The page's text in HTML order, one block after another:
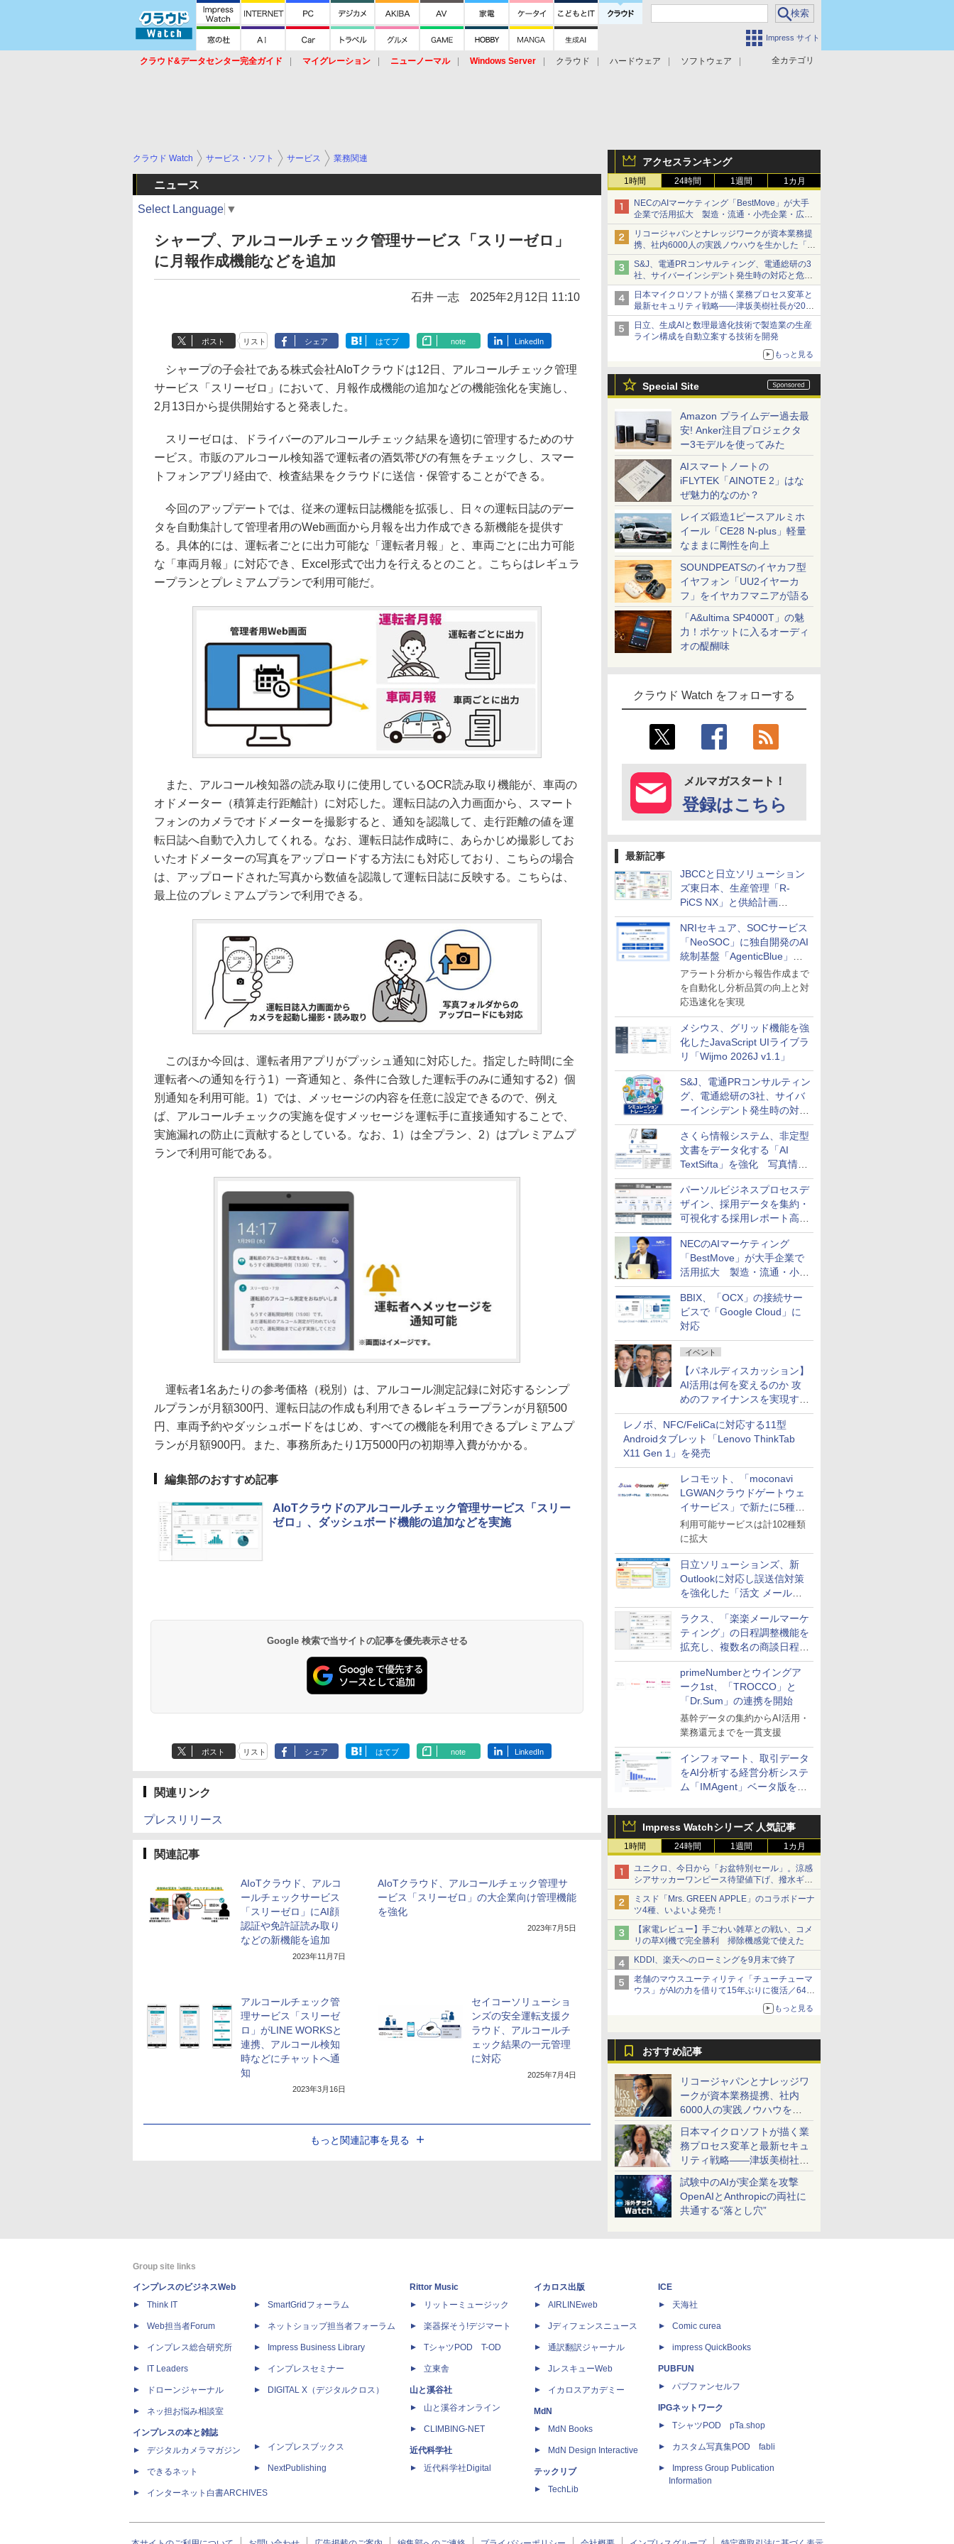
Impress サイト
全カテゴリ
クラウド&データセンター完全ガイド マイグレーション ニューノーマル Windows Server クラウド ハードウェア
ソフトウェア
アクセスランキング
1時間 24時間 1週間 1カ月
NECのAIマーケティング「BestMove」が大手
企業で活用拡大 製造・流通・小売企業・広告
代理店などが実装フェーズへ
リコージャパンとナレッジワークが資本業務提
携、社内6000人の実践ノウハウを生かした「AI
商談記録 for RICOH」を展開へ
S&J、電通PRコンサルティング、電通総研の3
社、サイバーインシデント発生時の対応と危機
管理広報を一体的に訓練するプログラムを提供
日本マイクロソフトが描く業務プロセス変革と
最新セキュリティ戦略――津坂美樹社長が2027
年度戦略を説明
日立、生成AIと数理最適化技術で製造業の生産
ライン構成を自動立案する技術を開発
もっと見る
Special Site
Amazon プライムデー過去最
安! Anker注目プロジェクタ
ー3モデルを使ってみた
AIスマートノートの
iFLYTEK「AINOTE 2」はな
ぜ魅力的なのか？
レイズ鍛造1ピースアルミホ
イール「CE28 N-plus」軽量
なままに剛性を向上
SOUNDPEATSのイヤカフ型
イヤフォン「UU2イヤーカ
フ」をイヤカフマニアが語る
「A&ultima SP4000T」の魅
力！ポケットに入るオーディ
オの醍醐味
クラウド Watch をフォローする
メルマガスタート！
登録はこちら
最新記事
JBCCと日立ソリューション
ズ東日本、生産管理「R-
PiCS NX」と供給計画
「scSQUARE ISP」の連携サ
ービスを提供開始
NRIセキュア、SOCサービス
「NeoSOC」に独自開発のAI
統制基盤「AgenticBlue」を
導入
アラート分析から報告作成まで
を自動化し分析品質の向上と対
応迅速化を実現
メシウス、グリッド機能を強
化したJavaScript UIライブラ
リ「Wijmo 2026J v1.1」
S&J、電通PRコンサルティン
グ、電通総研の3社、サイバ
ーインシデント発生時の対応
と危機管理広報を一体的に訓
練するプログラムを提供
さくら情報システム、非定型
文書をデータ化する「AI
TextSifta」を強化 写真情報
のデータ化などに対応
パーソルビジネスプロセスデ
ザイン、採用データを集約・
可視化する採用レポート高速
化サービスを提供
NECのAIマーケティング
「BestMove」が大手企業で
活用拡大 製造・流通・小売
企業・広告代理店などが実装
フェーズへ
BBIX、「OCX」の接続サー
ビスで「Google Cloud」に
対応
イベント
【パネルディスカッション】
AI活用は何を変えるのか 攻
めのファイナンスを実現する
業務設計とマインドセット変
革
レノボ、NFC/FeliCaに対応する11型
Androidタブレット「Lenovo ThinkTab
X11 Gen 1」を発売
レコモット、「moconavi
LGWANクラウドゲートウェ
イサービス」で新たに5種類
のサービスと連携開始
利用可能サービスは計102種類
に拡大
日立ソリューションズ、新
Outlookに対応し誤送信対策
を強化した「活文 メール誤
送信防止アドインサービス」
を提供
ラクス、「楽楽メールマーケ
ティング」の日程調整機能を
拡充し、複数名の商談日程調
整を効率化
primeNumberとウイングア
ーク1st、「TROCCO」と
「Dr.Sum」の連携を開始
基幹データの集約からAI活用・
業務還元までを一貫支援
インフォマート、取引データ
をAI分析する経営分析システ
ム「IMAgent」ベータ版を提
Impress Watchシリーズ 人気記事
1時間 24時間 1週間 1カ月
ユニクロ、今日から「お盆特別セール」。涼感
シアサッカーワンピース待望値下げ、撥水ギア
ショーツは1990円に
ミスド「Mrs. GREEN APPLE」のコラボドーナ
ツ4種、いよいよ発売！
【家電レビュー】手ごわい雑草との戦い、コメ
リの草刈機で完全勝利 掃除機感覚で使えた
KDDI、楽天へのローミングを9月末で終了
老舗のマウスユーティリティ「チューチューマ
ウス」がAIの力を借りて15年ぶりに復活／64bit
化、Windows 10/11、「Chrome」も走り回
る。復活記念で2026年末まで500円
もっと見る
おすすめ記事
リコージャパンとナレッジワ
ークが資本業務提携、社内
6000人の実践ノウハウを生
かした「AI商談記録 for
RICOH」を展開へ
日本マイクロソフトが描く業
務プロセス変革と最新セキュ
リティ戦略――津坂美樹社長
が2027年度戦略を説明
試験中のAIが実企業を攻撃
OpenAIとAnthropicの両社に
共通する“落とし穴”
クラウド Watch サービス・ソフト サービス 業務関連
ニュース
Select Language ▼
シャープ、アルコールチェック管理サービス「スリーゼロ」
に月報作成機能などを追加
石井 一志 2025年2月12日 11:10
ポスト リスト シェア はてブ note LinkedIn
シャープの子会社である株式会社AIoTクラウドは12日、アルコールチェック管理
サービス「スリーゼロ」において、月報作成機能の追加などの機能強化を実施し、
2月13日から提供開始すると発表した。
スリーゼロは、ドライバーのアルコールチェック結果を適切に管理するためのサ
ービス。市販のアルコール検知器で運転者の酒気帯びの有無をチェックし、スマー
トフォンアプリ経由で、検査結果をクラウドに送信・保管することができる。
今回のアップデートでは、従来の運転日誌機能を拡張し、日々の運転日誌のデー
タを自動集計して管理者用のWeb画面から月報を出力作成できる新機能を提供す
る。具体的には、運転者ごとに出力可能な「運転者月報」と、車両ごとに出力可能
な「車両月報」に対応でき、Excel形式で出力を行えるとのこと。こちらはレギュラ
ープランとプレミアムプランで利用可能だ。
また、アルコール検知器の読み取りに使用しているOCR読み取り機能が、車両の
オドメーター（積算走行距離計）に対応した。運転日誌の入力画面から、スマート
フォンのカメラでオドメーターを撮影すると、通知を認識して、走行距離の値を運
転日誌へ自動で入力してくれる。なお、運転日誌作成時に、あらかじめ撮影してお
いたオドメーターの写真をアップロードする方法にも対応しており、こちらの場合
は、アップロードされた写真から数値を認識して運転日誌に反映する。こちらは、
最上位のプレミアムプランで利用できる。
このほか今回は、運転者用アプリがプッシュ通知に対応した。指定した時間に全
運転者への通知を行う1）一斉通知と、条件に合致した運転手のみに通知する2）個
別通知を利用可能。1）では、メッセージの内容を任意に設定できるので、例え
ば、アルコールチェックの実施を促すメッセージを運転手に直接通知することで、
実施漏れの防止に貢献するとしている。なお、1）は全プラン、2）はプレミアムプ
ランで利用可能である。
運転者1名あたりの参考価格（税別）は、アルコール測定記録に対応するシンプ
ルプランが月額300円、運転日誌の作成も利用できるレギュラープランが月額500
円、車両予約やダッシュボードをはじめ、すべての機能を利用できるプレミアムプ
ランが月額900円。また、事務所あたり1万5000円の初期導入費がかかる。
編集部のおすすめ記事
AIoTクラウドのアルコールチェック管理サービス「スリー
ゼロ」、ダッシュボード機能の追加などを実施
Google 検索で当サイトの記事を優先表示させる
ポスト リスト シェア はてブ note LinkedIn
関連リンク
プレスリリース
関連記事
AIoTクラウド、アルコ
ールチェックサービス
「スリーゼロ」にAI顔
認証や免許証読み取り
などの新機能を追加
2023年11月7日
AIoTクラウド、アルコールチェック管理サ
ービス「スリーゼロ」の大企業向け管理機能
を強化
2023年7月5日
アルコールチェック管
理サービス「スリーゼ
ロ」がLINE WORKSと
連携、アルコール検知
時などにチャットへ通
知
2023年3月16日
セイコーソリューショ
ンズの安全運転支援ク
ラウド、アルコールチ
ェック結果の一元管理
に対応
2025年7月4日
もっと関連記事を見る
Group site links
インプレスのビジネスWeb
Think IT
Web担当者Forum
インプレス総合研究所
IT Leaders
ドローンジャーナル
ネッ担お悩み相談室
インプレスの本と雑誌
デジタルカメラマガジン
できるネット
インターネット白書ARCHIVES
SmartGridフォーラム
ネットショップ担当者フォーラム
Impress Business Library
インプレスセミナー
DIGITAL X（デジタルクロス）
インプレスブックス
NextPublishing
Rittor Music
リットーミュージック
楽器探そう!デジマート
TシャツPOD T-OD
立東舎
山と溪谷社
山と溪谷オンライン
CLIMBING-NET
近代科学社
近代科学社Digital
イカロス出版
AIRLINEweb
Jディフェンスニュース
通訳翻訳ジャーナル
JレスキューWeb
イカロスアカデミー
MdN
MdN Books
MdN Design Interactive
テックリブ
TechLib
ICE
天海社
Comic curea
impress QuickBooks
PUBFUN
パブファンセルフ
IPGネットワーク
TシャツPOD pTa.shop
カスタム写真集POD fabli
Impress Group Publication
Information